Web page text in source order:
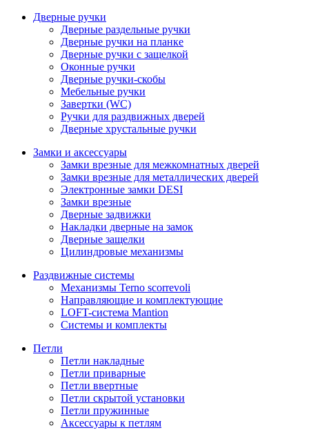
Дверные ручки
Дверные раздельные ручки
Дверные ручки на планке
Дверные ручки с защелкой
Оконные ручки
Дверные ручки-скобы
Мебельные ручки
Завертки (WC)
Ручки для раздвижных дверей
Дверные хрустальные ручки
Замки и аксессуары
Замки врезные для межкомнатных дверей
Замки врезные для металлических дверей
Электронные замки DESI
Замки врезные
Дверные задвижки
Накладки дверные на замок
Дверные защелки
Цилиндровые механизмы
Раздвижные системы
Механизмы Terno scorrevoli
Направляющие и комплектующие
LOFT-cистема Mantion
Системы и комплекты
Петли
Петли накладные
Петли приварные
Петли ввертные
Петли скрытой установки
Петли пружинные
Аксессуары к петлям